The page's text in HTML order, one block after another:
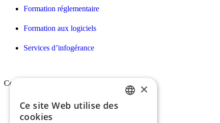
Formation réglementaire
Formation aux logiciels
Services d’infogérance
Conex
Qui sommes-nous ?
×
Ce site Web utilise des
cookies